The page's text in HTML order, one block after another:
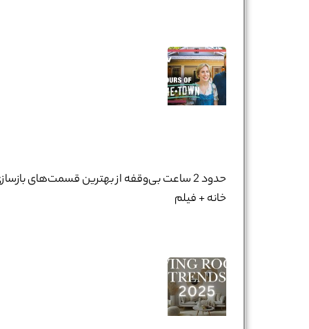
حدود 2 ساعت بی‌وقفه از بهترین قسمت‌های
خانه + فیلم